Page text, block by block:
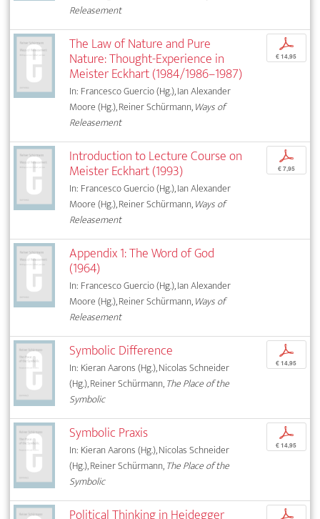
Releasement
The Law of Nature and Pure
Nature: Thought-Experience in
Meister Eckhart (1984/1986–1987)
In: Francesco Guercio (Hg.), Ian Alexander
Moore (Hg.), Reiner Schürmann,Ways of
Releasement
p
€ 14,95
Introduction to Lecture Course on
Meister Eckhart (1993)
In: Francesco Guercio (Hg.), Ian Alexander
Moore (Hg.), Reiner Schürmann,Ways of
Releasement
p
€ 7,95
Appendix 1: The Word of God
(1964)
In: Francesco Guercio (Hg.), Ian Alexander
Moore (Hg.), Reiner Schürmann,Ways of
Releasement
Symbolic Difference
In: Kieran Aarons (Hg.), Nicolas Schneider
(Hg.), Reiner Schürmann,The Place of the
Symbolic
p
€ 14,95
Symbolic Praxis
In: Kieran Aarons (Hg.), Nicolas Schneider
(Hg.), Reiner Schürmann,The Place of the
Symbolic
p
€ 14,95
p